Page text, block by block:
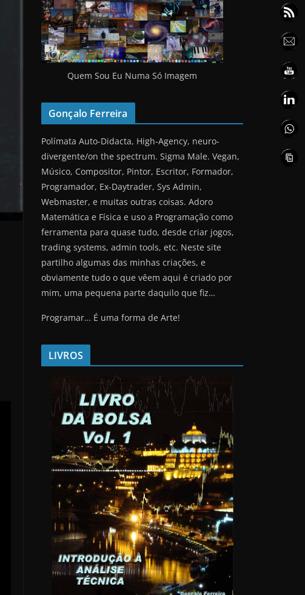
Quem Sou Eu Numa Só Imagem
Gonçalo Ferreira
Polímata Auto-Didacta, High-Agency, neuro-
divergente/on the spectrum. Sigma Male. Vegan,
Músico, Compositor, Pintor, Escritor, Formador,
Programador, Ex-Daytrader, Sys Admin,
Webmaster, e muitas outras coisas. Adoro
Matemática e Física e uso a Programação como
ferramenta para quase tudo, desde criar jogos,
trading systems, admin tools, etc. Neste site
partilho algumas das minhas criações, e
obviamente tudo o que vêem aqui é criado por
mim, uma pequena parte daquilo que fiz…
Programar… É uma forma de Arte!
LIVROS